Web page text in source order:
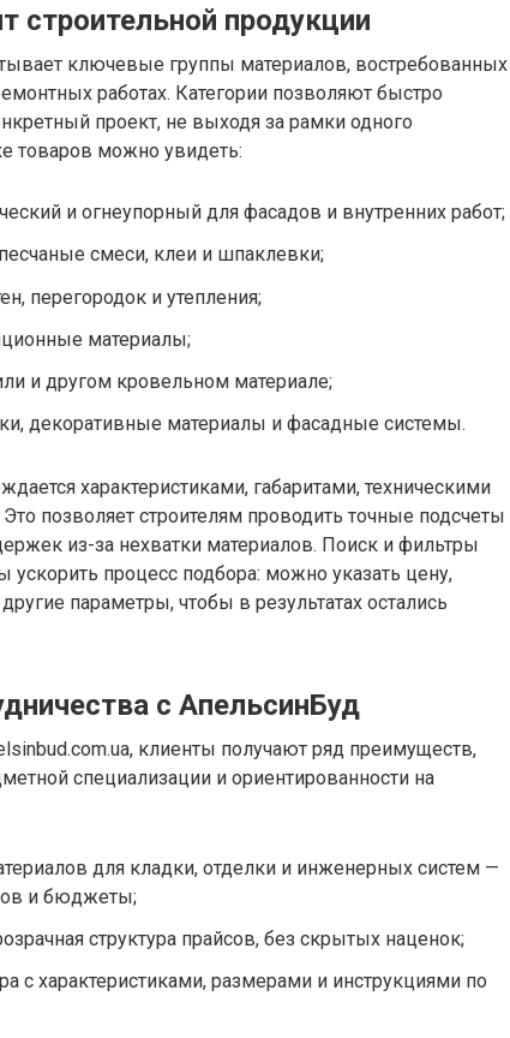
строительной продукции
ключевые группы материалов, востребованных
работах. Категории позволяют быстро
проект, не выходя за рамки одного
товаров можно увидеть:
и огнеупорный для фасадов и внутренних работ;
смеси, клеи и шпаклевки;
перегородок и утепления;
материалы;
и другом кровельном материале;
декоративные материалы и фасадные системы.
характеристиками, габаритами, техническими
позволяет строителям проводить точные подсчеты
из-за нехватки материалов. Поиск и фильтры
ускорить процесс подбора: можно указать цену,
параметры, чтобы в результатах остались
с АпельсинБуд
клиенты получают ряд преимуществ,
специализации и ориентированности на
для кладки, отделки и инженерных систем —
и бюджеты;
структура прайсов, без скрытых наценок;
с характеристиками, размерами и инструкциями по